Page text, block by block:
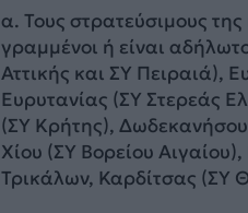
α. Τους στρατεύσιμους
γραμμένοι ή είναι
Αττικής και ΣΥ Πειραιά),
Ευρυτανίας (ΣΥ Στερεάς
(ΣΥ Κρήτης),
Χίου (ΣΥ Βορείου
Τρικάλων, Καρδίτσας (ΣΥ